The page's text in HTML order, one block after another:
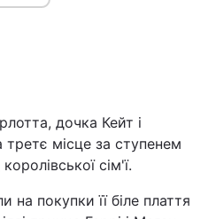
дочка Кейт і
третє місце за ступенем
сім'ї.
на покупки її біле плаття